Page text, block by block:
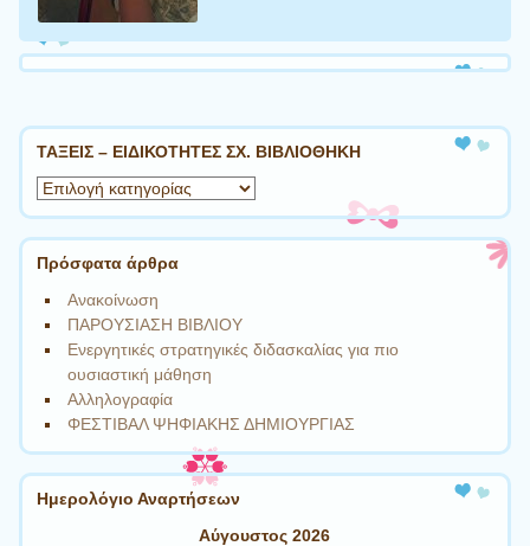
ΤΑΞΕΙΣ – ΕΙΔΙΚΟΤΗΤΕΣ ΣΧ. ΒΙΒΛΙΟΘΗΚΗ
ΤΑΞΕΙΣ
–
ΕΙΔΙΚΟΤΗΤΕΣ
ΣΧ.
Πρόσφατα άρθρα
Ανακοίνωση
ΠΑΡΟΥΣΙΑΣΗ ΒΙΒΛΙΟΥ
Ενεργητικές στρατηγικές διδασκαλίας για πιο
ουσιαστική μάθηση
Αλληλογραφία
ΦΕΣΤΙΒΑΛ ΨΗΦΙΑΚΗΣ ΔΗΜΙΟΥΡΓΙΑΣ
Ημερολόγιο Αναρτήσεων
Αύγουστος 2026